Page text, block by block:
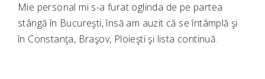
Mie personal mi s-a furat oglinda de pe partea
stângă în Bucureşti, însă am auzit că se întâmplă şi
în Constanţa, Braşov, Ploieşti şi lista continuă.